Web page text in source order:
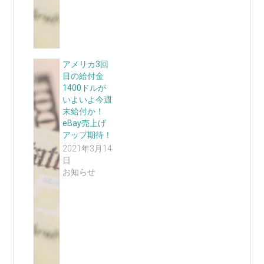
アメリカ3回
目の給付金
1400ドルが
いよいよ今週
末給付か！
eBay売上げ
アップ期待！
2021年3月14
日
お知らせ